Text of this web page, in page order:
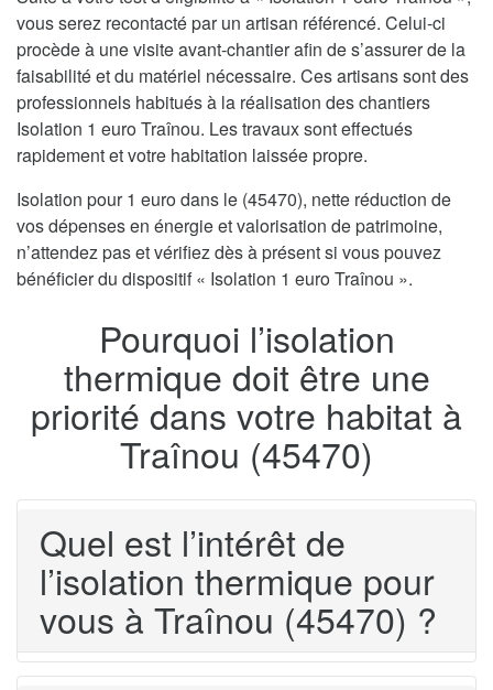
vous serez recontacté par un artisan référencé. Celui-ci
procède à une visite avant-chantier afin de s’assurer de la
faisabilité et du matériel nécessaire. Ces artisans sont des
professionnels habitués à la réalisation des chantiers
Isolation 1 euro Traînou. Les travaux sont effectués
rapidement et votre habitation laissée propre.
Isolation pour 1 euro dans le (45470), nette réduction de
vos dépenses en énergie et valorisation de patrimoine,
n’attendez pas et vérifiez dès à présent si vous pouvez
bénéficier du dispositif « Isolation 1 euro Traînou ».
Pourquoi l’isolation
thermique doit être une
priorité dans votre habitat à
Traînou (45470)
Quel est l’intérêt de
l’isolation thermique pour
vous à Traînou (45470) ?